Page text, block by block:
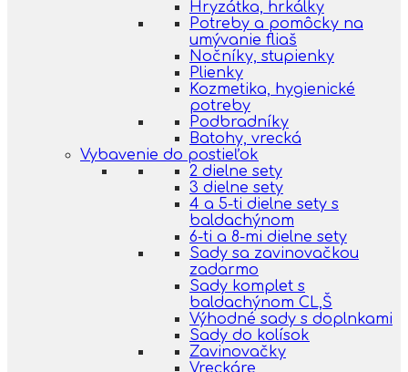
Hryzátka, hrkálky
Potreby a pomôcky na
umývanie fliaš
Nočníky, stupienky
Plienky
Kozmetika, hygienické
potreby
Podbradníky
Batohy, vrecká
Vybavenie do postieľok
2 dielne sety
3 dielne sety
4 a 5-ti dielne sety s
baldachýnom
6-ti a 8-mi dielne sety
Sady sa zavinovačkou
zadarmo
Sady komplet s
baldachýnom CL,Š
Výhodné sady s doplnkami
Sady do kolísok
Zavinovačky
Vreckáre